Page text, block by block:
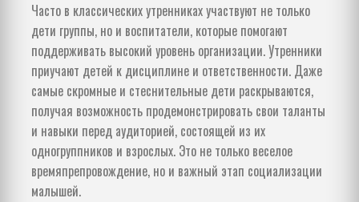
Часто в классических утренниках участвуют не только
дети группы, но и воспитатели, которые помогают
поддерживать высокий уровень организации. Утренники
приучают детей к дисциплине и ответственности. Даже
самые скромные и стеснительные дети раскрываются,
получая возможность продемонстрировать свои таланты
и навыки перед аудиторией, состоящей из их
одногруппников и взрослых. Это не только веселое
времяпрепровождение, но и важный этап социализации
малышей.